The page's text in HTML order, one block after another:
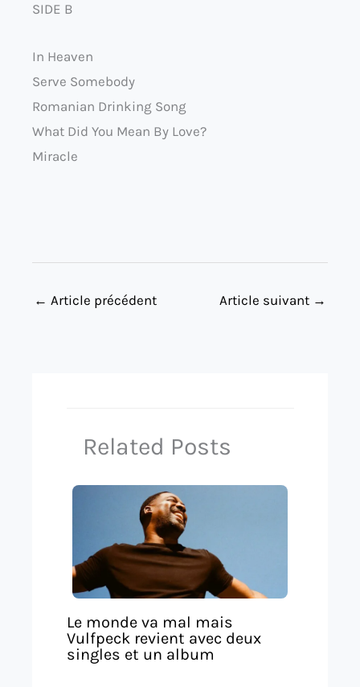
SIDE B
In Heaven
Serve Somebody
Romanian Drinking Song
What Did You Mean By Love?
Miracle
← Article précédent Article suivant →
Related Posts
Le monde va mal mais
Vulfpeck revient avec deux
singles et un album